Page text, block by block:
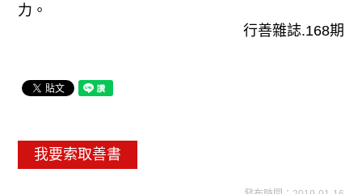
力。
行善雜誌.168期
我要索取善書